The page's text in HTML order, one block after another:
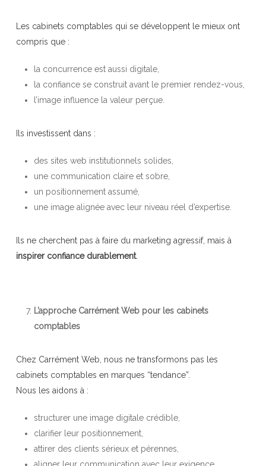
Les cabinets comptables qui se développent le mieux ont
compris que :
la concurrence est aussi digitale,
la confiance se construit avant le premier rendez-vous,
l’image influence la valeur perçue.
Ils investissent dans :
des sites web institutionnels solides,
une communication claire et sobre,
un positionnement assumé,
une image alignée avec leur niveau réel d’expertise.
Ils ne cherchent pas à faire du marketing agressif, mais à
inspirer confiance durablement.
L’approche Carrément Web pour les cabinets
comptables
Chez Carrément Web, nous ne transformons pas les
cabinets comptables en marques “tendance”.
Nous les aidons à :
structurer une image digitale crédible,
clarifier leur positionnement,
attirer des clients sérieux et pérennes,
aligner leur communication avec leur exigence